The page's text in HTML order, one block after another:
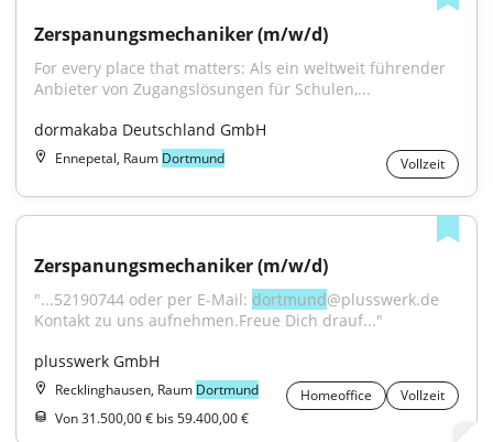
Zerspanungsmechaniker (m/w/d)
For every place that matters: Als ein weltweit führender
Anbieter von Zugangslösungen für Schulen,...
dormakaba Deutschland GmbH
Ennepetal, Raum Dortmund Vollzeit
Zerspanungsmechaniker (m/w/d)
"...52190744 oder per E-Mail: dortmund@plusswerk.de
Kontakt zu uns aufnehmen.Freue Dich drauf..."
plusswerk GmbH
Recklinghausen, Raum Dortmund Homeoffice
Vollzeit
Von 31.500,00 € bis 59.400,00 €